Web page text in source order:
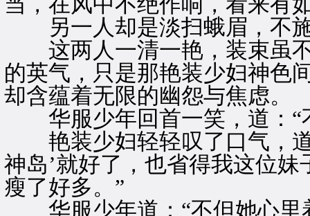
另一人却是淡扫蛾眉，不
这两人一清一艳，装束虽不
的英气，只是那艳装少妇神色
却含蕴着无限的幽怨与焦虑。
华服少年回首一笑，道：“
艳装少妇轻轻叹了口气，道
神岛’就好了，也省得我这位
瘦了好多。”
华服少年道：“不但她心里